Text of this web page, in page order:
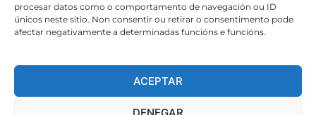
procesar datos como o comportamento de navegación ou ID
únicos neste sitio. Non consentir ou retirar o consentimento pode
afectar negativamente a determinadas funcións e funcións.
ACEPTAR
DENEGAR
Implementado por xeral.net